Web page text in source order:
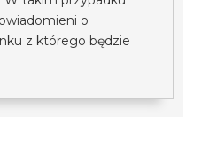
o
z którego będzie